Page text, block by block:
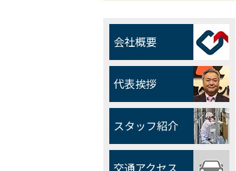
会社概要
代表挨拶
スタッフ紹介
交通アクセス